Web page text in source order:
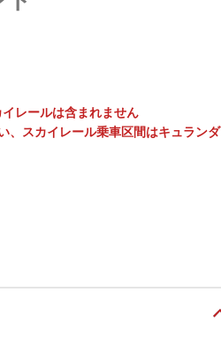
レールは含まれません
、スカイレール乗車区間はキュランダ